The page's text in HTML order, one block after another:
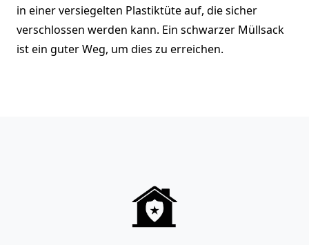
in einer versiegelten Plastiktüte auf, die sicher
verschlossen werden kann. Ein schwarzer Müllsack
ist ein guter Weg, um dies zu erreichen.